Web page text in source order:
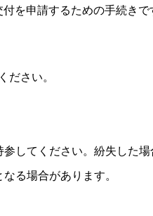
を申請するための手続き
ださい。
してください。紛失した
る場合があります。